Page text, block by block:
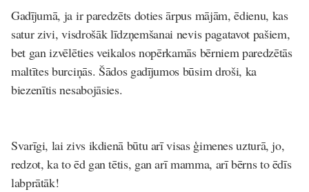
Gadījumā, ja ir paredzēts doties ārpus mājām, ēdienu, kas
satur zivi, visdrošāk līdzņemšanai nevis pagatavot pašiem,
bet gan izvēlēties veikalos nopērkamās bērniem paredzētās
maltītes burciņās. Šādos gadījumos būsim droši, ka
biezenītis nesabojāsies.
Svarīgi, lai zivs ikdienā būtu arī visas ģimenes uzturā, jo,
redzot, ka to ēd gan tētis, gan arī mamma, arī bērns to ēdīs
labprātāk!